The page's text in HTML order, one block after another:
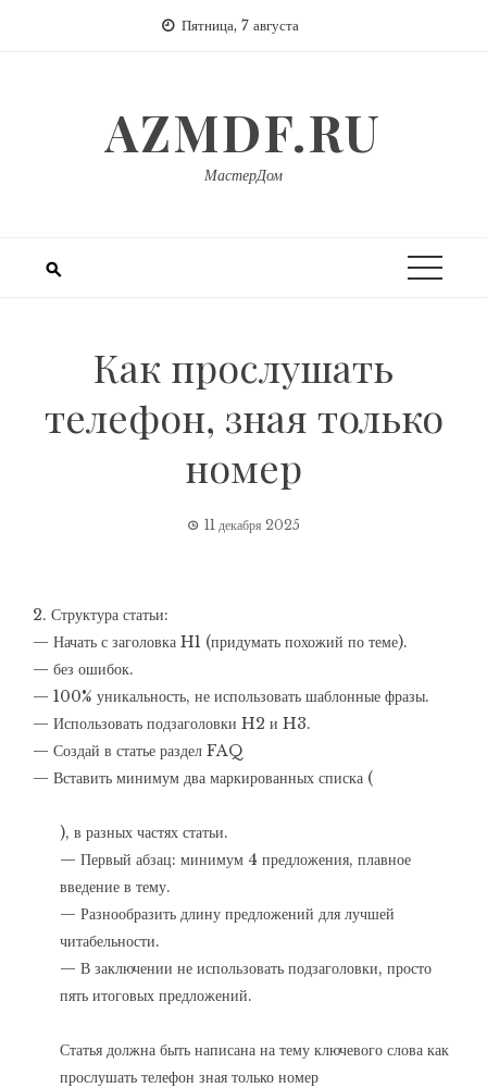
Пятница, 7 августа
AZMDF.RU
МастерДом
Как прослушать
телефон, зная только
номер
11 декабря 2025
2. Структура статьи:
— Начать с заголовка H1 (придумать похожий по теме).
— без ошибок.
— 100% уникальность, не использовать шаблонные фразы.
— Использовать подзаголовки H2 и H3.
— Создай в статье раздел FAQ
— Вставить минимум два маркированных списка (
), в разных частях статьи.
— Первый абзац: минимум 4 предложения, плавное
введение в тему.
— Разнообразить длину предложений для лучшей
читабельности.
— В заключении не использовать подзаголовки, просто
пять итоговых предложений.
Статья должна быть написана на тему ключевого слова как
прослушать телефон зная только номер